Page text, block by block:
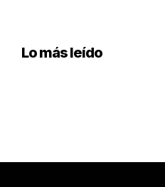
Lo más leído